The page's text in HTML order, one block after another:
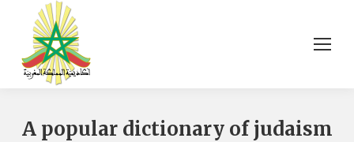
A popular dictionary of judaism